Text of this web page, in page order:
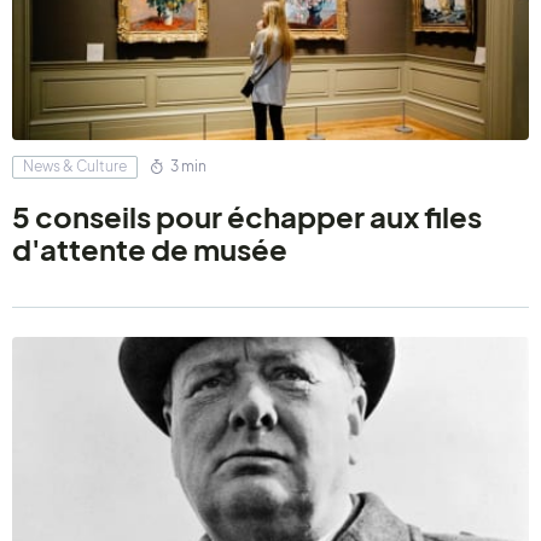
News & Culture 3 min
5 conseils pour échapper aux files
d'attente de musée